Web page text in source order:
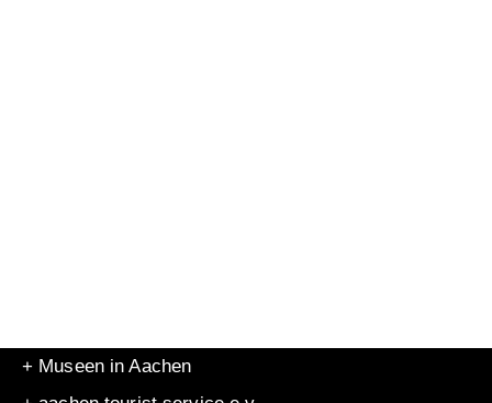
+ Museen in Aachen